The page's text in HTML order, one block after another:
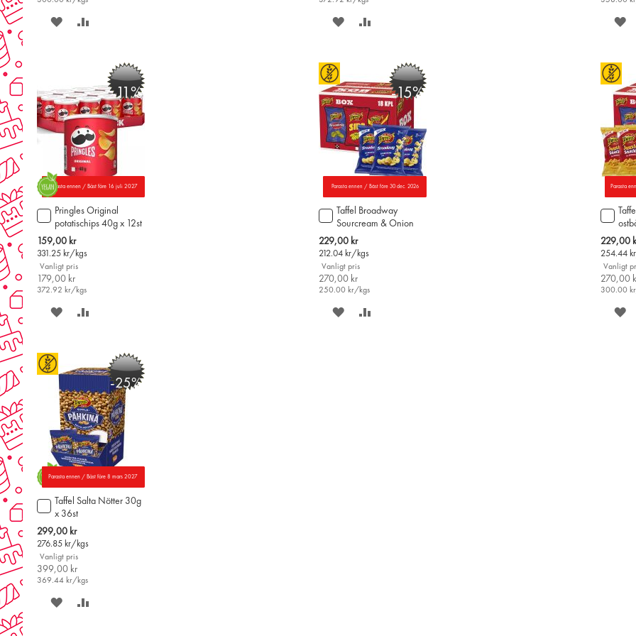
SPARA
ÖNSKELISTAN
JÄMFÖR
SPARA
ÖNSKELISTAN
JÄMFÖR
Parasta ennen / Bäst före 16 juli 2027
-11%
Pringles Original
potatischips 40g x 12st
Special
Price
159,00 kr
331.25 kr/kgs
Vanligt pris
179,00 kr
372.92 kr/kgs
Lägg
till
i
varukorgen
SPARA
ÖNSKELISTAN
JÄMFÖR
Parasta ennen / Bäst före 30 dec. 2026
-15%
Taffel Broadway
Sourcream & Onion
potatischips 60g x 18st
Special
Price
229,00 kr
212.04 kr/kgs
Vanligt pris
270,00 kr
250.00 kr/kgs
Lägg
till
i
varukorgen
SPARA
Parasta
Special
Price
229,00
254.44
Vanligt
270,00
300.00
Lägg
till
i
-25%
Parasta ennen / Bäst före 8 mars 2027
Taffel Salta Nötter 30g
x 36st
Special
Price
299,00 kr
276.85 kr/kgs
Vanligt pris
399,00 kr
369.44 kr/kgs
Lägg
till
varukorgen
SPARA